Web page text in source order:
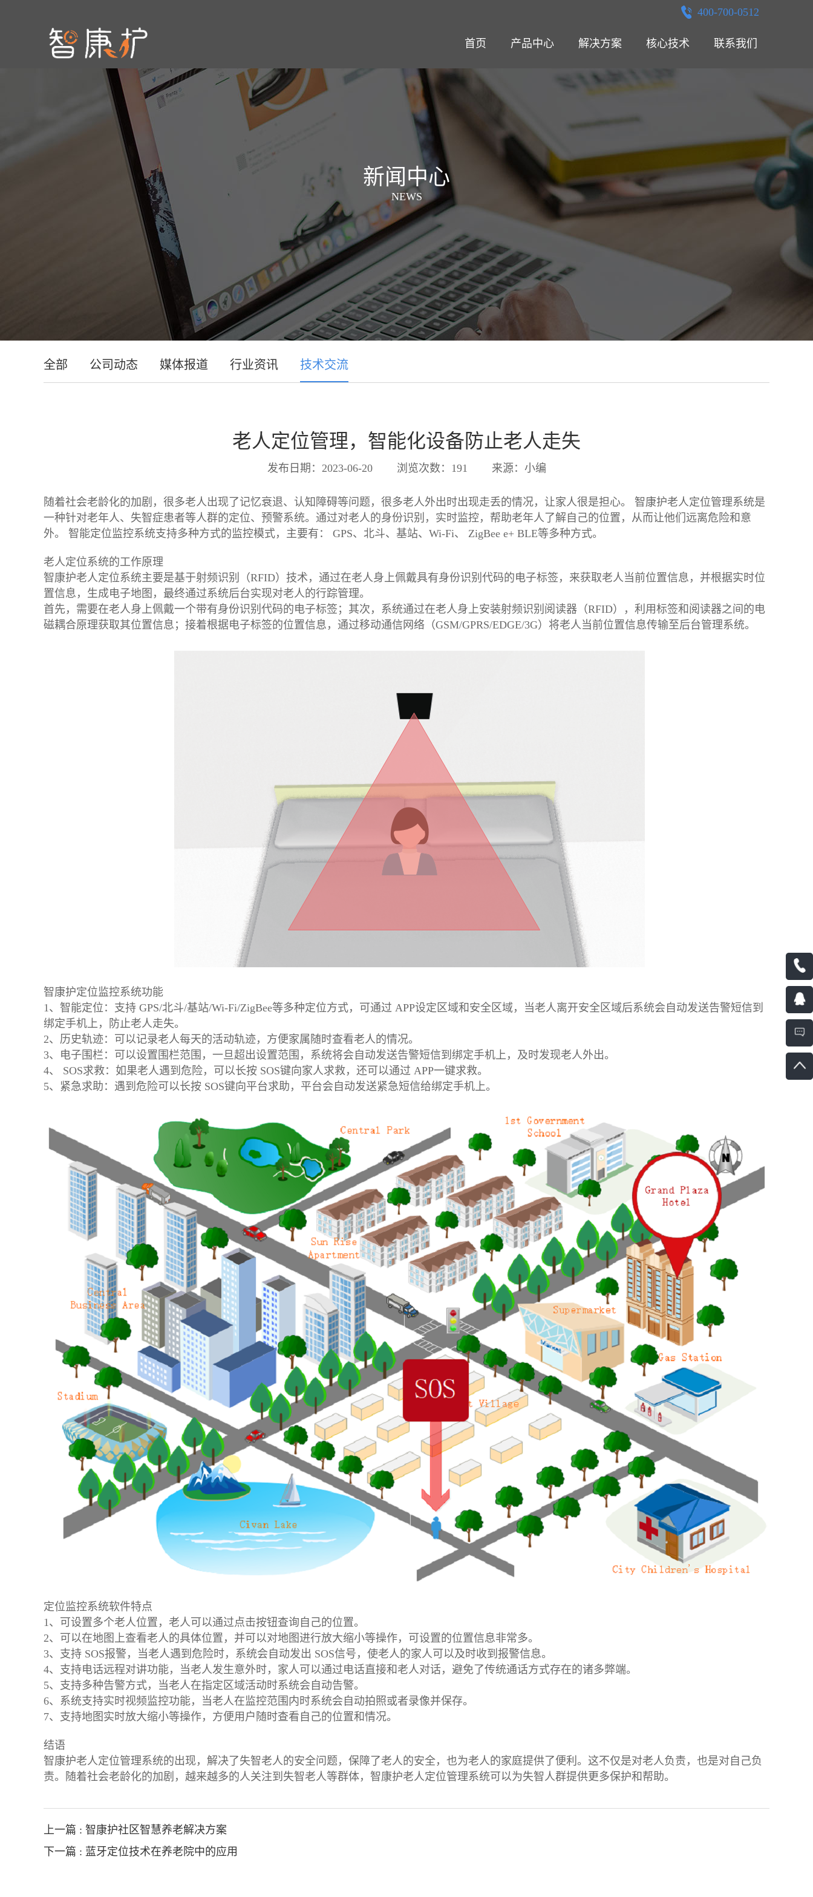
400-700-0512
首页 产品中心 解决方案 核心技术 联系我们
新闻中心
NEWS
全部 公司动态 媒体报道 行业资讯 技术交流
老人定位管理，智能化设备防止老人走失
发布日期：2023-06-20 浏览次数：191 来源：小编
随着社会老龄化的加剧，很多老人出现了记忆衰退、认知障碍等问题，很多老人外出时出现走丢的情况，让家人很是担心。 智康护老人定位管理系统是
一种针对老年人、失智症患者等人群的定位、预警系统。通过对老人的身份识别，实时监控，帮助老年人了解自己的位置，从而让他们远离危险和意
外。 智能定位监控系统支持多种方式的监控模式，主要有： GPS、北斗、基站、Wi-Fi、 ZigBee e+ BLE等多种方式。
老人定位系统的工作原理
智康护老人定位系统主要是基于射频识别（RFID）技术，通过在老人身上佩戴具有身份识别代码的电子标签，来获取老人当前位置信息，并根据实时位
置信息，生成电子地图，最终通过系统后台实现对老人的行踪管理。
首先，需要在老人身上佩戴一个带有身份识别代码的电子标签；其次，系统通过在老人身上安装射频识别阅读器（RFID），利用标签和阅读器之间的电
磁耦合原理获取其位置信息；接着根据电子标签的位置信息，通过移动通信网络（GSM/GPRS/EDGE/3G）将老人当前位置信息传输至后台管理系统。
智康护定位监控系统功能
1、智能定位：支持 GPS/北斗/基站/Wi-Fi/ZigBee等多种定位方式，可通过 APP设定区域和安全区域，当老人离开安全区域后系统会自动发送告警短信到
绑定手机上，防止老人走失。
2、历史轨迹：可以记录老人每天的活动轨迹，方便家属随时查看老人的情况。
3、电子围栏：可以设置围栏范围，一旦超出设置范围，系统将会自动发送告警短信到绑定手机上，及时发现老人外出。
4、 SOS求救：如果老人遇到危险，可以长按 SOS键向家人求救，还可以通过 APP一键求救。
5、紧急求助：遇到危险可以长按 SOS键向平台求助，平台会自动发送紧急短信给绑定手机上。
定位监控系统软件特点
1、可设置多个老人位置，老人可以通过点击按钮查询自己的位置。
2、可以在地图上查看老人的具体位置，并可以对地图进行放大缩小等操作，可设置的位置信息非常多。
3、支持 SOS报警，当老人遇到危险时，系统会自动发出 SOS信号，使老人的家人可以及时收到报警信息。
4、支持电话远程对讲功能，当老人发生意外时，家人可以通过电话直接和老人对话，避免了传统通话方式存在的诸多弊端。
5、支持多种告警方式，当老人在指定区域活动时系统会自动告警。
6、系统支持实时视频监控功能，当老人在监控范围内时系统会自动拍照或者录像并保存。
7、支持地图实时放大缩小等操作，方便用户随时查看自己的位置和情况。
结语
智康护老人定位管理系统的出现，解决了失智老人的安全问题，保障了老人的安全，也为老人的家庭提供了便利。这不仅是对老人负责，也是对自己负
责。随着社会老龄化的加剧，越来越多的人关注到失智老人等群体，智康护老人定位管理系统可以为失智人群提供更多保护和帮助。
上一篇 : 智康护社区智慧养老解决方案
下一篇 : 蓝牙定位技术在养老院中的应用